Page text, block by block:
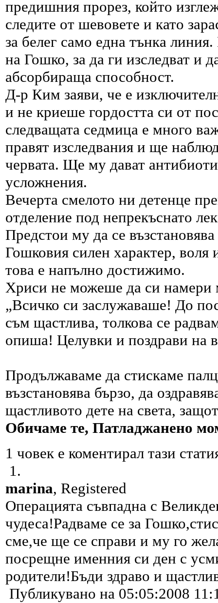
предишния прорез, който
следите от шевовете и като
за белег само една тънка
на Гошко, за да ги изследват и
абсорбираща способност.
Д-р Ким заяви, че е
и не криеше гордостта си от
следващата седмица е много
правят изследвания и ще
червата. Ще му дават
усложнения.
Вечерта смелото ни детенце
отделение под непрекъснато
Предстои му да се
Гошковия силен характер, воля
това е напълно достижимо.
Хриси не можеше да си намери
„Всичко си заслужаваше! До
съм щастлива, толкова се
опиша! Целувки и поздрави на
Продължаваме да стискаме
възстановява бързо, да
щастливото дете на света,
Обичаме те, Патладжанено
1 човек е коментирал тази
1.
marina, Registered
Операцията съвпадна с
чудеса!Радваме се за
сме,че ще се справи и му го
посрещне именния си ден с
родители!Бъди здраво и
Публикувано на 05:05:2008